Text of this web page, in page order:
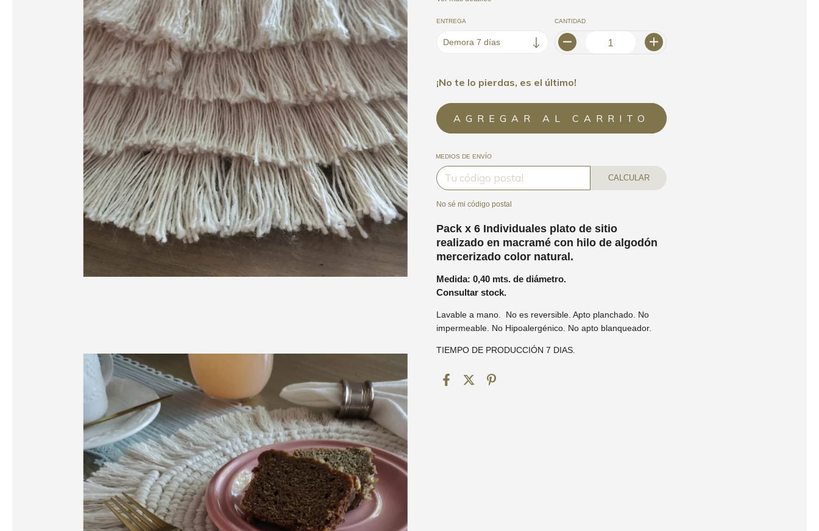
ENTREGA CANTIDAD
¡No te lo pierdas, es el último!
MEDIOS DE ENVÍO
CALCULAR
No sé mi código postal
Pack x 6 Individuales plato de sitio
realizado en macramé con hilo de algodón
mercerizado color natural.
Medida: 0,40 mts. de diámetro.
Consultar stock.
Lavable a mano. No es reversible. Apto planchado. No
impermeable. No Hipoalergénico. No apto blanqueador.
TIEMPO DE PRODUCCIÓN 7 DIAS.